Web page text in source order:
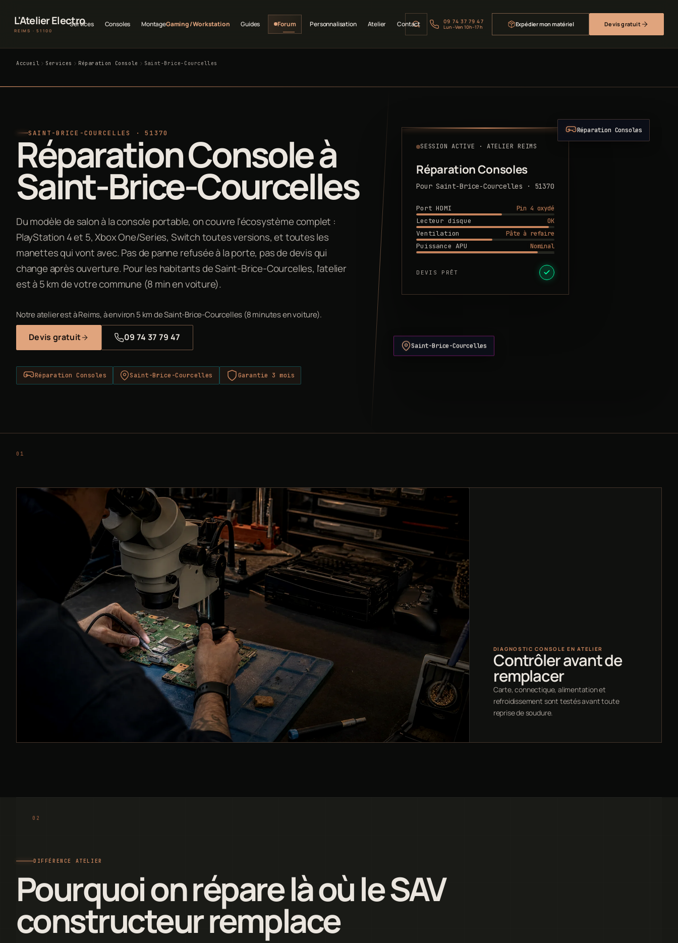
L'Atelier Electro
REIMS · 51100
Services Consoles MontageGaming / Workstation Guides Forum Personnalisation Atelier Contact 09 74 37 79 47
Lun–Ven 10h–17h Expédier mon matériel Devis gratuit
Accueil Services Réparation Console Saint-Brice-Courcelles
SAINT-BRICE-COURCELLES · 51370
Réparation Console à
Saint-Brice-Courcelles
Du modèle de salon à la console portable, on couvre l'écosystème complet :
PlayStation 4 et 5, Xbox One/Series, Switch toutes versions, et toutes les
manettes qui vont avec. Pas de panne refusée à la porte, pas de devis qui
change après ouverture. Pour les habitants de Saint-Brice-Courcelles, l'atelier
est à 5 km de votre commune (8 min en voiture).
Notre atelier est à Reims, à environ 5 km de Saint-Brice-Courcelles (8 minutes en voiture).
Devis gratuit 09 74 37 79 47
Réparation Consoles Saint-Brice-Courcelles Garantie 3 mois
SESSION ACTIVE · ATELIER REIMS
Réparation Consoles
Pour Saint-Brice-Courcelles · 51370
Port HDMI
Pin 4 oxydé
Lecteur disque
OK
Ventilation
Pâte à refaire
Puissance APU
Nominal
DEVIS PRÊT
Réparation Consoles
Saint-Brice-Courcelles
DIAGNOSTIC CONSOLE EN ATELIER
Contrôler avant de
remplacer
Carte, connectique, alimentation et
refroidissement sont testés avant toute
reprise de soudure.
DIFFÉRENCE ATELIER
Pourquoi on répare là où le SAV
constructeur remplace